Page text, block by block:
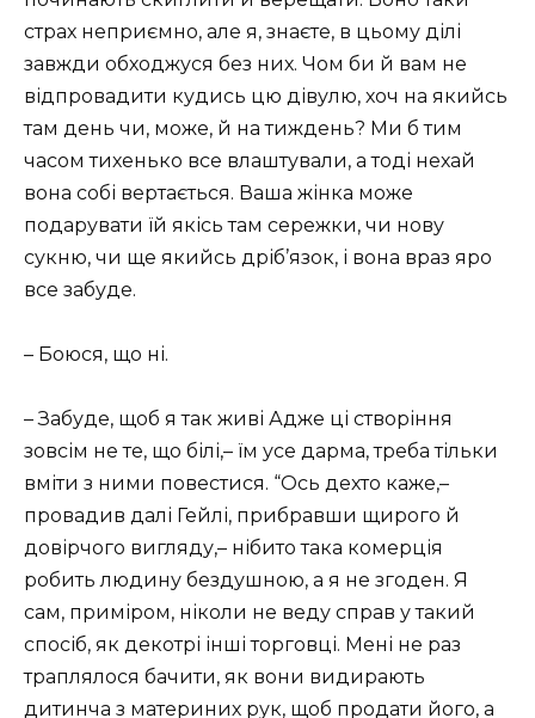
страх неприємно, але я, знаєте, в цьому ділі
завжди обходжуся без них. Чом би й вам не
відпровадити кудись цю дівулю, хоч на якийсь
там день чи, може, й на тиждень? Ми б тим
часом тихенько все влаштували, а тоді нехай
вона собі вертається. Ваша жінка може
подарувати їй якісь там сережки, чи нову
сукню, чи ще якийсь дріб’язок, і вона враз яро
все забуде.
– Боюся, що ні.
– Забуде, щоб я так живі Адже ці створіння
зовсім не те, що білі,– їм усе дарма, треба тільки
вміти з ними повестися. “Ось дехто каже,–
провадив далі Гейлі, прибравши щирого й
довірчого вигляду,– нібито така комерція
робить людину бездушною, а я не згоден. Я
сам, приміром, ніколи не веду справ у такий
спосіб, як декотрі інші торговці. Мені не раз
траплялося бачити, як вони видирають
дитинча з материних рук, щоб продати його, а